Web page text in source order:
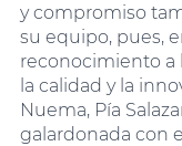
y compromiso
su equipo, pues,
reconocimiento a
la calidad y la
Nuema, Pía
galardonada con